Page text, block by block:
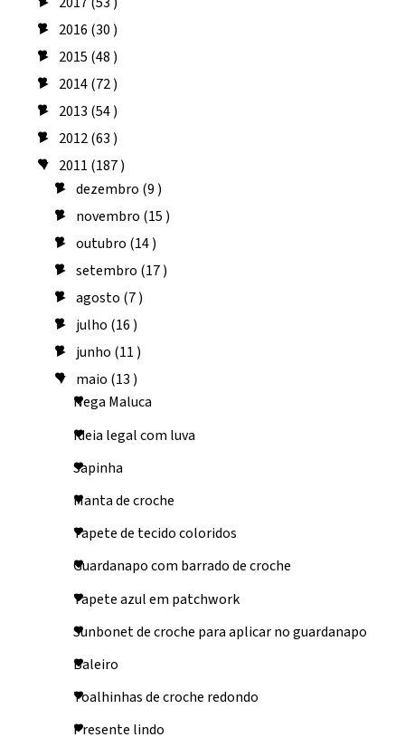
► 2016 (30 )
► 2015 (48 )
► 2014(72 )
► 2013 (54 )
► 2012(63 )
▼ 2011 (187 )
►dezembro (9 )
► novembro (15 )
►outubro (14 )
►setembro (17 )
►agosto (7 )
► julho (16 )
► junho (11 )
▼ maio (13 )
Nega Maluca
Ideia legal com luva
Sapinha
Manta de croche
Tapete de tecido coloridos
Guardanapo com barrado de croche
Tapete azul em patchwork
Sunbonet de croche para aplicar no guardanapo
Baleiro
Toalhinhas de croche redondo
Presente lindo